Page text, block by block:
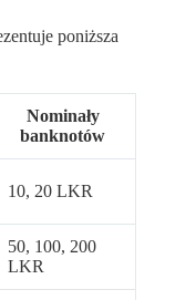
poniższa
Nominały
banknotów
10, 20 LKR
50, 100, 200
LKR